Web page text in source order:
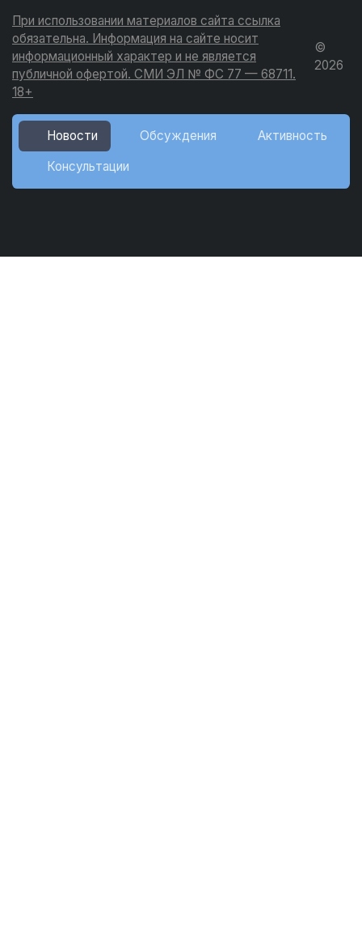
При использовании материалов сайта ссылка
обязательна. Информация на сайте носит
информационный характер и не является
публичной офертой. СМИ ЭЛ № ФС 77 — 68711.
18+
©
2026
Новости Обсуждения
Активность
Консультации